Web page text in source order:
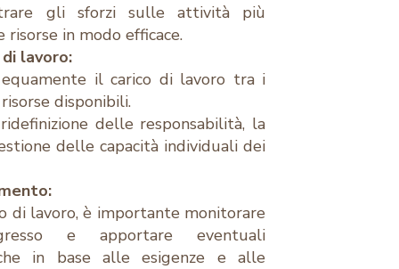
gli sforzi sulle attività più
in modo efficace.
lavoro:
il carico di lavoro tra i
disponibili.
delle responsabilità, la
delle capacità individuali dei
di lavoro, è importante monitorare
e apportare eventuali
in base alle esigenze e alle